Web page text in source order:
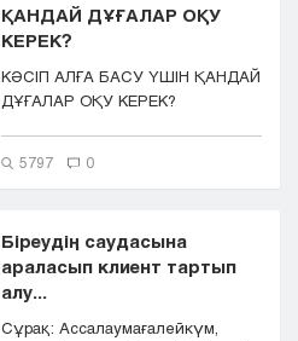
ҚАНДАЙ ДҰҒАЛАР ОҚУ
КЕРЕК?
КӘСІП АЛҒА БАСУ ҮШІН ҚАНДАЙ
ДҰҒАЛАР ОҚУ КЕРЕК?
5797 0
Біреудің саудасына
араласып клиент тартып
алу...
Сұрақ: Ассалаумағалейкүм,